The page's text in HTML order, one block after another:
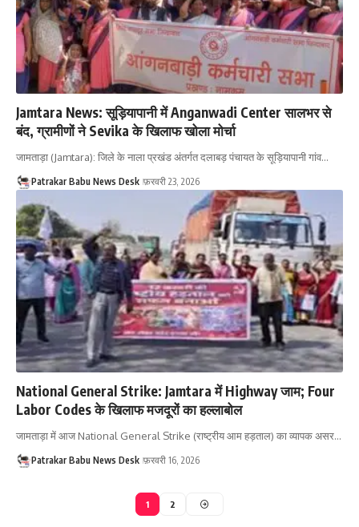
Jamtara News: सूड़ियापानी में Anganwadi Center सालभर से
बंद, ग्रामीणों ने Sevika के खिलाफ खोला मोर्चा
जामताड़ा (Jamtara): जिले के नाला प्रखंड अंतर्गत दलाबड़ पंचायत के सूड़ियापानी गांव…
Patrakar Babu News Desk फ़रवरी 23, 2026
National General Strike: Jamtara में Highway जाम; Four
Labor Codes के खिलाफ मजदूरों का हल्लाबोल
जामताड़ा में आज National General Strike (राष्ट्रीय आम हड़ताल) का व्यापक असर…
Patrakar Babu News Desk फ़रवरी 16, 2026
1 2